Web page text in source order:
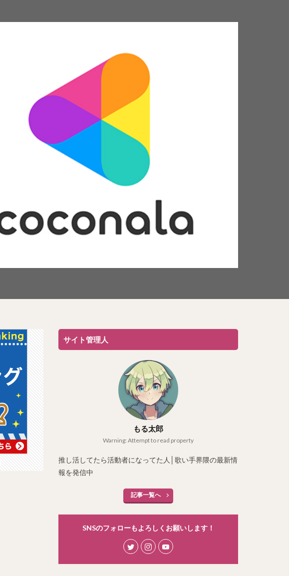
サイト管理人
もる太郎
Warning: Attempt to read property
推し活してたら活動者になってた人│歌い手界隈の最新情
報を発信中
記事一覧へ
SNSのフォローもよろしくお願いします！